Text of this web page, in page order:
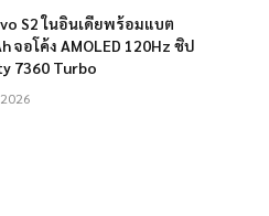
S2 ในอินเดียพร้อมแบต
จอโค้ง AMOLED 120Hz ชิป
7360 Turbo